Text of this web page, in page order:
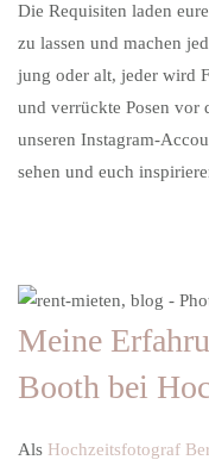
Die Requisiten laden
zu lassen und machen
jung oder alt, jeder wird
und verrückte Posen vor
unseren Instagram-
sehen und euch
Meine
Booth bei
Als Hochzeitsfotograf